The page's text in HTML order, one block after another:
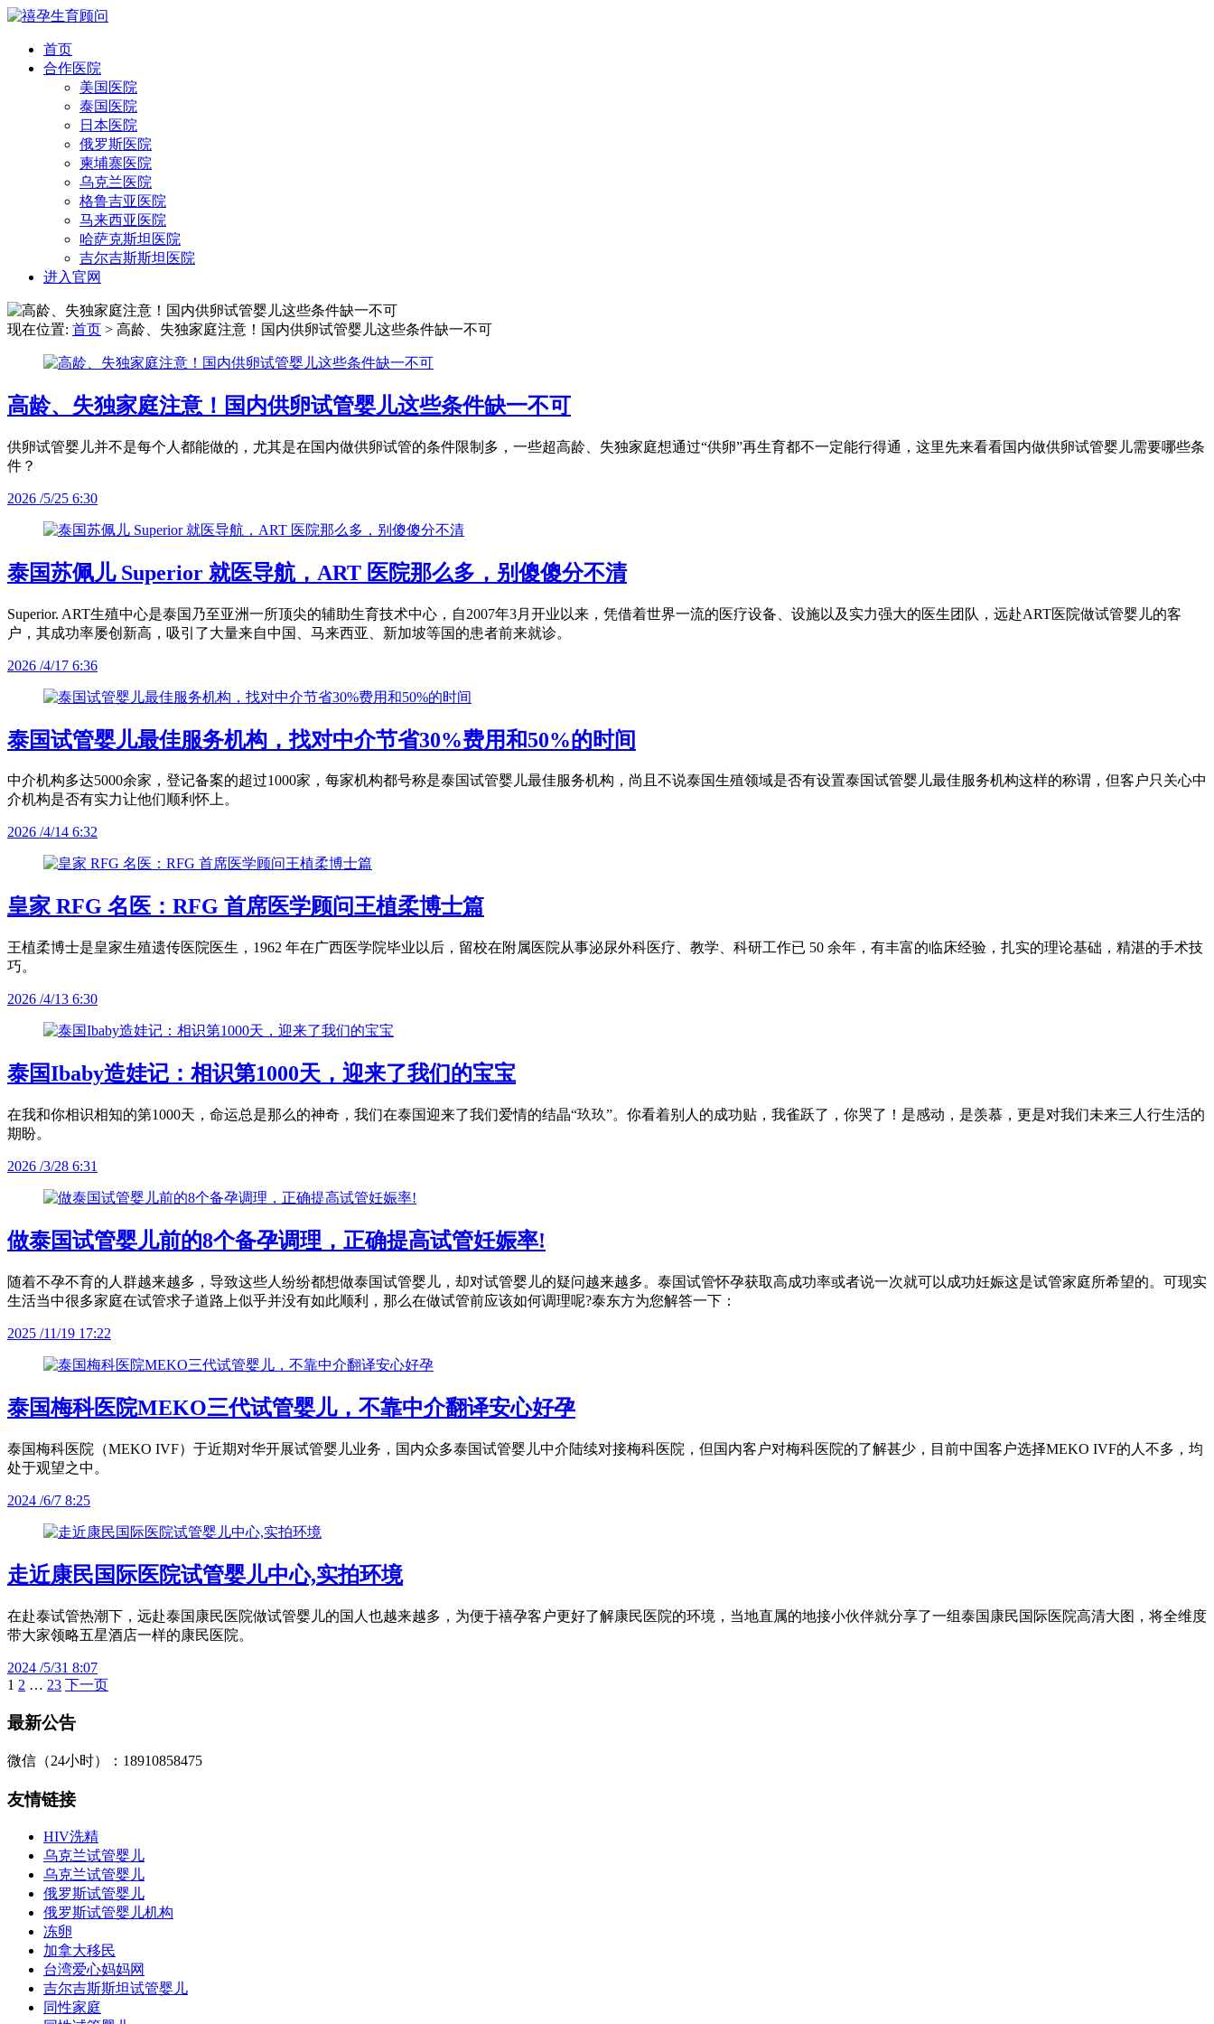
首页
合作医院
美国医院
泰国医院
日本医院
俄罗斯医院
柬埔寨医院
乌克兰医院
格鲁吉亚医院
马来西亚医院
哈萨克斯坦医院
吉尔吉斯斯坦医院
进入官网
现在位置: 首页 > 高龄、失独家庭注意！国内供卵试管婴儿这些条件缺一不可
高龄、失独家庭注意！国内供卵试管婴儿这些条件缺一不可
供卵试管婴儿并不是每个人都能做的，尤其是在国内做供卵试管的条件限制多，一些超高龄、失独家庭想通过“供卵”再生育都不一定能行得通，这里先来看看国内做供卵试管婴儿需要哪些条
件？
2026 /5/25 6:30
泰国苏佩儿 Superior 就医导航，ART 医院那么多，别傻傻分不清
Superior. ART生殖中心是泰国乃至亚洲一所顶尖的辅助生育技术中心，自2007年3月开业以来，凭借着世界一流的医疗设备、设施以及实力强大的医生团队，远赴ART医院做试管婴儿的客
户，其成功率屡创新高，吸引了大量来自中国、马来西亚、新加坡等国的患者前来就诊。
2026 /4/17 6:36
泰国试管婴儿最佳服务机构，找对中介节省30%费用和50%的时间
中介机构多达5000余家，登记备案的超过1000家，每家机构都号称是泰国试管婴儿最佳服务机构，尚且不说泰国生殖领域是否有设置泰国试管婴儿最佳服务机构这样的称谓，但客户只关心中
介机构是否有实力让他们顺利怀上。
2026 /4/14 6:32
皇家 RFG 名医：RFG 首席医学顾问王植柔博士篇
王植柔博士是皇家生殖遗传医院医生，1962 年在广西医学院毕业以后，留校在附属医院从事泌尿外科医疗、教学、科研工作已 50 余年，有丰富的临床经验，扎实的理论基础，精湛的手术技
巧。
2026 /4/13 6:30
泰国Ibaby造娃记：相识第1000天，迎来了我们的宝宝
在我和你相识相知的第1000天，命运总是那么的神奇，我们在泰国迎来了我们爱情的结晶“玖玖”。你看着别人的成功贴，我雀跃了，你哭了！是感动，是羡慕，更是对我们未来三人行生活的
期盼。
2026 /3/28 6:31
做泰国试管婴儿前的8个备孕调理，正确提高试管妊娠率!
随着不孕不育的人群越来越多，导致这些人纷纷都想做泰国试管婴儿，却对试管婴儿的疑问越来越多。泰国试管怀孕获取高成功率或者说一次就可以成功妊娠这是试管家庭所希望的。可现实
生活当中很多家庭在试管求子道路上似乎并没有如此顺利，那么在做试管前应该如何调理呢?泰东方为您解答一下：
2025 /11/19 17:22
泰国梅科医院MEKO三代试管婴儿，不靠中介翻译安心好孕
泰国梅科医院（MEKO IVF）于近期对华开展试管婴儿业务，国内众多泰国试管婴儿中介陆续对接梅科医院，但国内客户对梅科医院的了解甚少，目前中国客户选择MEKO IVF的人不多，均
处于观望之中。
2024 /6/7 8:25
走近康民国际医院试管婴儿中心,实拍环境
在赴泰试管热潮下，远赴泰国康民医院做试管婴儿的国人也越来越多，为便于禧孕客户更好了解康民医院的环境，当地直属的地接小伙伴就分享了一组泰国康民国际医院高清大图，将全维度
带大家领略五星酒店一样的康民医院。
2024 /5/31 8:07
文
章
页
1 2 … 23 下一页
最新公告
微信（24小时）：18910858475
友情链接
HIV洗精
乌克兰试管婴儿
乌克兰试管婴儿
俄罗斯试管婴儿
俄罗斯试管婴儿机构
冻卵
加拿大移民
台湾爱心妈妈网
吉尔吉斯斯坦试管婴儿
同性家庭